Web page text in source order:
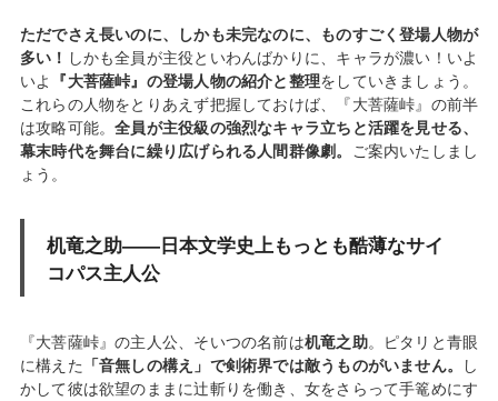
ただでさえ長いのに、しかも未完なのに、ものすごく登場人物が
多い！ しかも全員が主役といわんばかりに、キャラが濃い！いよ
いよ
『大菩薩峠』の登場人物の紹介と整理をしていきましょう。
これらの人物をとりあえず把握しておけば、『大菩薩峠』の前半
は攻略可能。全員が主役級の強烈なキャラ立ちと活躍を見せる、
幕末時代を舞台に繰り広げられる人間群像劇。
ご案内いたしまし
ょう。
机竜之助――日本文学史上もっとも酷薄なサイ
コパス主人公
『大菩薩峠』の主人公、そいつの名前は机竜之助。ピタリと青眼
に構えた 「音無しの構え」で剣術界では敵うものがいません。
し
かして彼は欲望のままに辻斬りを働き、女をさらって手篭めにす